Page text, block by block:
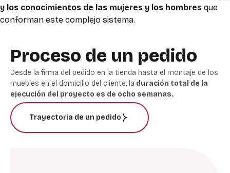
y los conocimientos de las mujeres y los hombres que
conforman este complejo sistema.
Proceso de un pedido
Desde la firma del pedido en la tienda hasta el montaje de los
muebles en el domicilio del cliente, la duración total de la
ejecución del proyecto es de ocho semanas.
Trayectoria de un pedido